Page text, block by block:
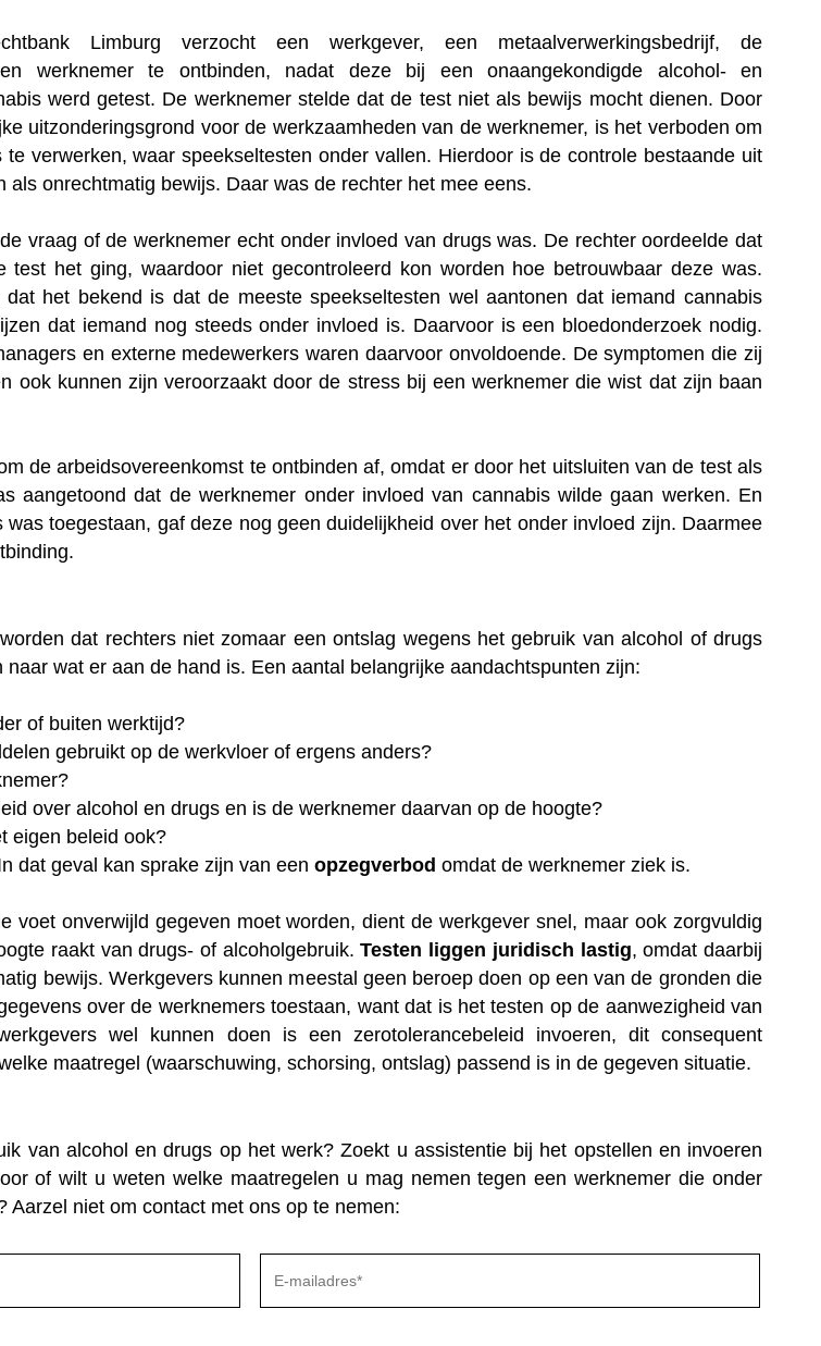
Limburg verzocht een werkgever, een metaalverwerkingsbedrijf, de
werknemer te ontbinden, nadat deze bij een onaangekondigde alcohol- en
werd getest. De werknemer stelde dat de test niet als bewijs mocht dienen. Door
uitzonderingsgrond voor de werkzaamheden van de werknemer, is het verboden om
te verwerken, waar speekseltesten onder vallen. Hierdoor is de controle bestaande uit
als onrechtmatig bewijs. Daar was de rechter het mee eens.
vraag of de werknemer echt onder invloed van drugs was. De rechter oordeelde dat
test het ging, waardoor niet gecontroleerd kon worden hoe betrouwbaar deze was.
het bekend is dat de meeste speekseltesten wel aantonen dat iemand cannabis
dat iemand nog steeds onder invloed is. Daarvoor is een bloedonderzoek nodig.
en externe medewerkers waren daarvoor onvoldoende. De symptomen die zij
ook kunnen zijn veroorzaakt door de stress bij een werknemer die wist dat zijn baan
de arbeidsovereenkomst te ontbinden af, omdat er door het uitsluiten van de test als
aangetoond dat de werknemer onder invloed van cannabis wilde gaan werken. En
toegestaan, gaf deze nog geen duidelijkheid over het onder invloed zijn. Daarmee
dat rechters niet zomaar een ontslag wegens het gebruik van alcohol of drugs
wat er aan de hand is. Een aantal belangrijke aandachtspunten zijn:
of buiten werktijd?
gebruikt op de werkvloer of ergens anders?
over alcohol en drugs en is de werknemer daarvan op de hoogte?
eigen beleid ook?
dat geval kan sprake zijn van een opzegverbod omdat de werknemer ziek is.
voet onverwijld gegeven moet worden, dient de werkgever snel, maar ook zorgvuldig
raakt van drugs- of alcoholgebruik.Testen liggen juridisch lastig, omdat daarbij
bewijs. Werkgevers kunnen meestal geen beroep doen op een van de gronden die
over de werknemers toestaan, want dat is het testen op de aanwezigheid van
wel kunnen doen is een zerotolerancebeleid invoeren, dit consequent
maatregel (waarschuwing, schorsing, ontslag) passend is in de gegeven situatie.
van alcohol en drugs op het werk? Zoekt u assistentie bij het opstellen en invoeren
of wilt u weten welke maatregelen u mag nemen tegen een werknemer die onder
Aarzel niet om contact met ons op te nemen: